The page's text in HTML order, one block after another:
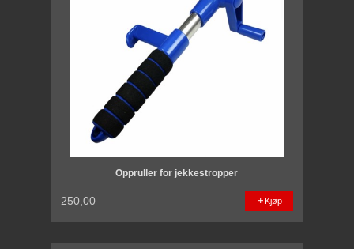
Oppruller for jekkestropper
250,00 Kjøp